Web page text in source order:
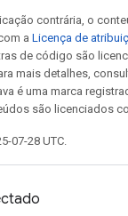
contrária, o
a Licença de
de código são
mais detalhes,
é uma marca
são licenciados
07-28 UTC.